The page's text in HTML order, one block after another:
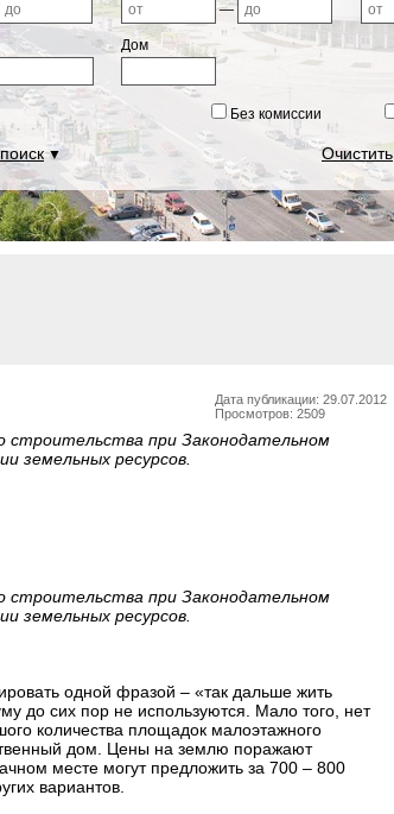
—
Дом
Без комиссии
▼ Очистить
Дата публикации: 29.07.2012
Просмотров: 2509
строительства при Законодательном
земельных ресурсов.
строительства при Законодательном
земельных ресурсов.
одной фразой – «так дальше жить
до сих пор не используются. Мало того, нет
количества площадок малоэтажного
дом. Цены на землю поражают
месте могут предложить за 700 – 800
вариантов.